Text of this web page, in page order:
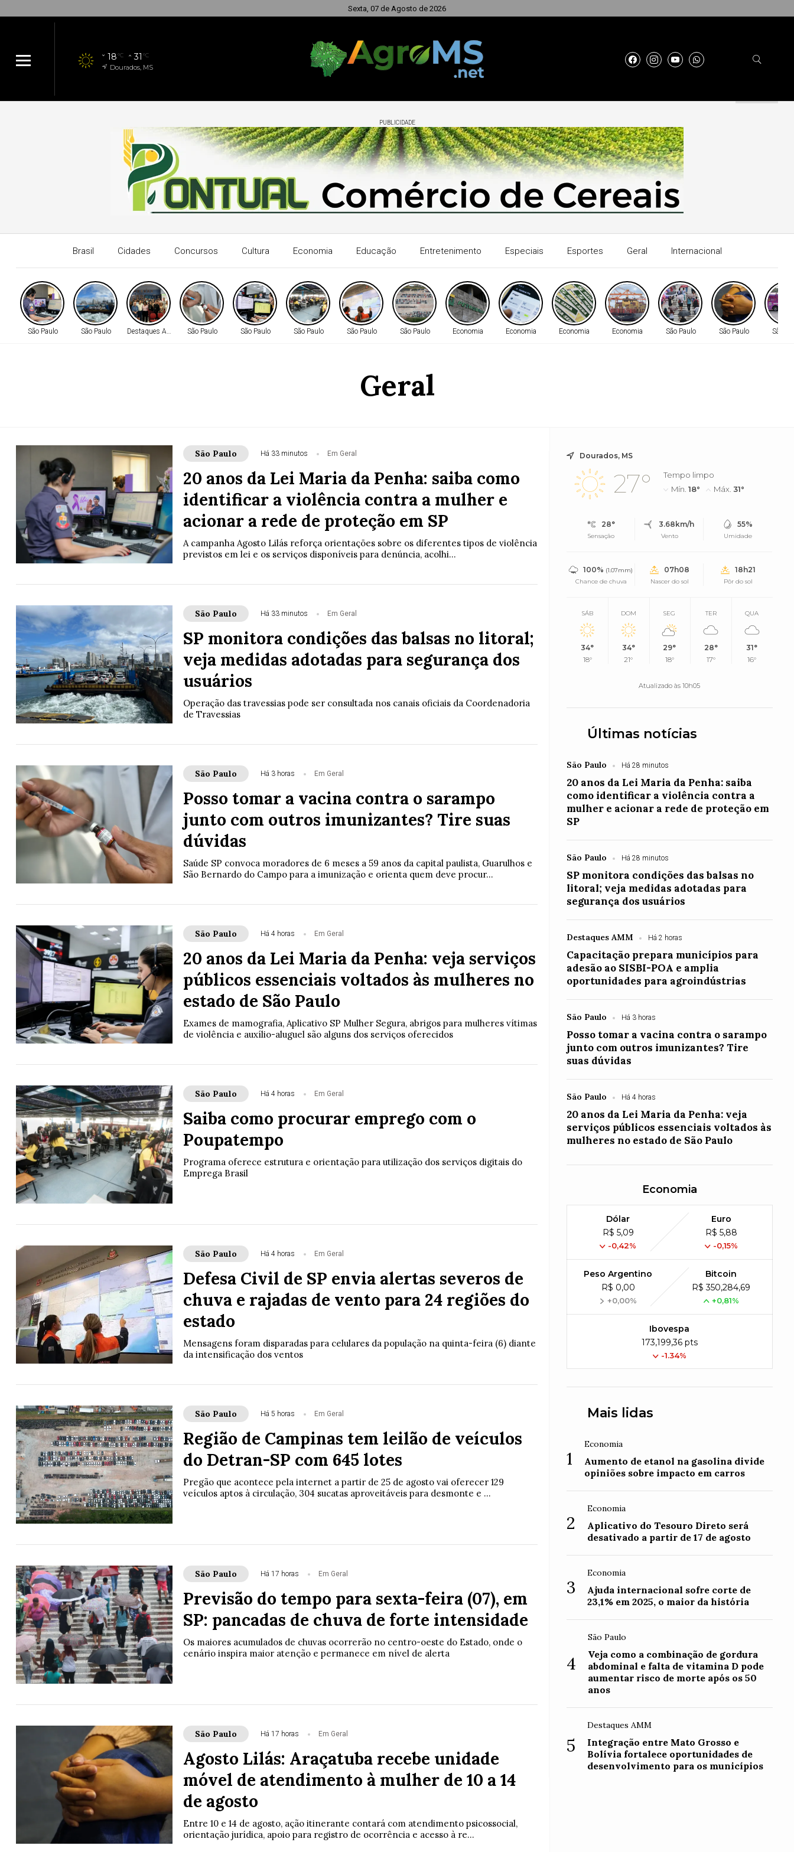
Sexta, 07 de Agosto de 2026
18°C 31 °C
Dourados, MS
PUBLICIDADE
Brasil Cidades Concursos Cultura Economia Educação Entretenimento Especiais Esportes Geral Internacional
São Paulo São Paulo Destaques AMM São Paulo São Paulo São Paulo São Paulo São Paulo Economia Economia Economia Economia São Paulo São Paulo São
Geral
São Paulo Há 33 minutos Em Geral
20 anos da Lei Maria da Penha: saiba como
identificar a violência contra a mulher e
acionar a rede de proteção em SP
A campanha Agosto Lilás reforça orientações sobre os diferentes tipos de violência
previstos em lei e os serviços disponíveis para denúncia, acolhi...
São Paulo Há 33 minutos Em Geral
SP monitora condições das balsas no litoral;
veja medidas adotadas para segurança dos
usuários
Operação das travessias pode ser consultada nos canais oficiais da Coordenadoria
de Travessias
São Paulo Há 3 horas Em Geral
Posso tomar a vacina contra o sarampo
junto com outros imunizantes? Tire suas
dúvidas
Saúde SP convoca moradores de 6 meses a 59 anos da capital paulista, Guarulhos e
São Bernardo do Campo para a imunização e orienta quem deve procur...
São Paulo Há 4 horas Em Geral
20 anos da Lei Maria da Penha: veja serviços
públicos essenciais voltados às mulheres no
estado de São Paulo
Exames de mamografia, Aplicativo SP Mulher Segura, abrigos para mulheres vítimas
de violência e auxílio-aluguel são alguns dos serviços oferecidos
São Paulo Há 4 horas Em Geral
Saiba como procurar emprego com o
Poupatempo
Programa oferece estrutura e orientação para utilização dos serviços digitais do
Emprega Brasil
São Paulo Há 4 horas Em Geral
Defesa Civil de SP envia alertas severos de
chuva e rajadas de vento para 24 regiões do
estado
Mensagens foram disparadas para celulares da população na quinta-feira (6) diante
da intensificação dos ventos
São Paulo Há 5 horas Em Geral
Região de Campinas tem leilão de veículos
do Detran-SP com 645 lotes
Pregão que acontece pela internet a partir de 25 de agosto vai oferecer 129
veículos aptos à circulação, 304 sucatas aproveitáveis para desmonte e ...
São Paulo Há 17 horas Em Geral
Previsão do tempo para sexta-feira (07), em
SP: pancadas de chuva de forte intensidade
Os maiores acumulados de chuvas ocorrerão no centro-oeste do Estado, onde o
cenário inspira maior atenção e permanece em nível de alerta
São Paulo Há 17 horas Em Geral
Agosto Lilás: Araçatuba recebe unidade
móvel de atendimento à mulher de 10 a 14
de agosto
Entre 10 e 14 de agosto, ação itinerante contará com atendimento psicossocial,
orientação jurídica, apoio para registro de ocorrência e acesso à re...
Dourados, MS
27°
Tempo limpo
Mín.18° Máx.31°
28°
Sensação
3.68km/h
Vento
55%
Umidade
100% (1.07mm)
Chance de chuva
07h08
Nascer do sol
18h21
Pôr do sol
SÁB
34°
18°
DOM
34°
21°
SEG
29°
18°
TER
28°
17°
QUA
31°
16°
Atualizado às 10h05
Últimas notícias
São Paulo Há 28 minutos
20 anos da Lei Maria da Penha: saiba
como identificar a violência contra a
mulher e acionar a rede de proteção em
SP
São Paulo Há 28 minutos
SP monitora condições das balsas no
litoral; veja medidas adotadas para
segurança dos usuários
Destaques AMM Há 2 horas
Capacitação prepara municípios para
adesão ao SISBI-POA e amplia
oportunidades para agroindústrias
São Paulo Há 3 horas
Posso tomar a vacina contra o sarampo
junto com outros imunizantes? Tire
suas dúvidas
São Paulo Há 4 horas
20 anos da Lei Maria da Penha: veja
serviços públicos essenciais voltados às
mulheres no estado de São Paulo
Economia
Dólar
R$ 5,09
-0,42%
Euro
R$ 5,88
-0,15%
Peso Argentino
R$ 0,00
+0,00%
Bitcoin
R$ 350,284,69
+0,81%
Ibovespa
173,199,36 pts
-1.34%
Mais lidas
1
Economia
Aumento de etanol na gasolina divide
opiniões sobre impacto em carros
2
Economia
Aplicativo do Tesouro Direto será
desativado a partir de 17 de agosto
3
Economia
Ajuda internacional sofre corte de
23,1% em 2025, o maior da história
4
São Paulo
Veja como a combinação de gordura
abdominal e falta de vitamina D pode
aumentar risco de morte após os 50
anos
5
Destaques AMM
Integração entre Mato Grosso e
Bolívia fortalece oportunidades de
desenvolvimento para os municípios